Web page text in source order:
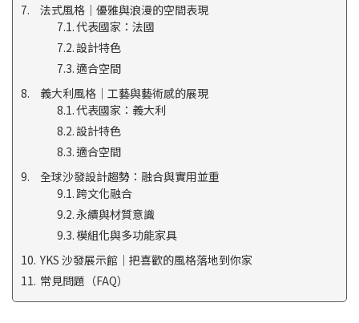
法式風格｜優雅與浪漫的空間表現
代表國家：法國
設計特色
適合空間
義大利風格｜工藝與藝術感的展現
代表國家：義大利
設計特色
適合空間
全球沙發設計趨勢：融合與實用並重
跨文化融合
永續與材質意識
模組化與多功能家具
YKS 沙發展示館｜把喜歡的風格落地到你家
常見問題（FAQ）